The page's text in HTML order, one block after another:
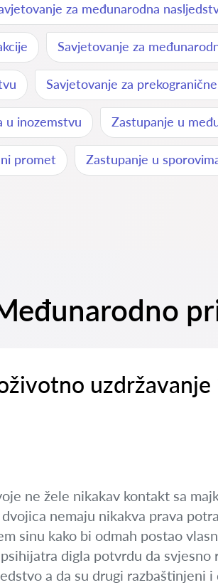
za međunarodna
Savjetovanje za
Savjetovanje za
u inozemstvu Zastupanje u
promet Zastupanje u
uzdržavanje
ne žele nikakav kontakt sa
nemaju nikakva prava
sinu kako bi odmah postao
digla potvrdu da
a da su drugi razbaštinjeni